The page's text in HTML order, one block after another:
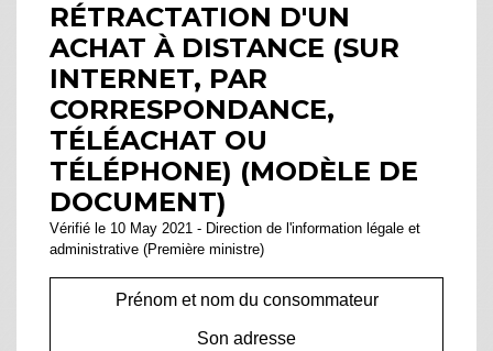
RÉTRACTATION D'UN
ACHAT À DISTANCE (SUR
INTERNET, PAR
CORRESPONDANCE,
TÉLÉACHAT OU
TÉLÉPHONE) (MODÈLE DE
DOCUMENT)
Vérifié le 10 May 2021 - Direction de l'information légale et
administrative (Première ministre)
Prénom et nom du consommateur
Son adresse